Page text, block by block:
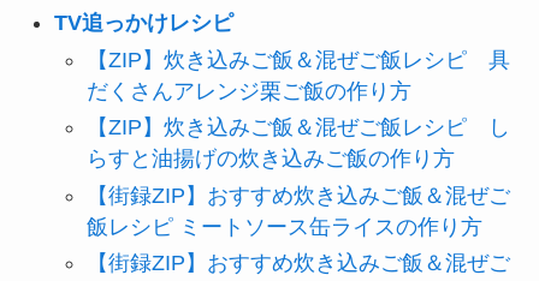
TV追っかけレシピ
【ZIP】炊き込みご飯＆混ぜご飯レシピ 具
だくさんアレンジ栗ご飯の作り方
【ZIP】炊き込みご飯＆混ぜご飯レシピ し
らすと油揚げの炊き込みご飯の作り方
【街録ZIP】おすすめ炊き込みご飯＆混ぜご
飯レシピ ミートソース缶ライスの作り方
【街録ZIP】おすすめ炊き込みご飯＆混ぜご